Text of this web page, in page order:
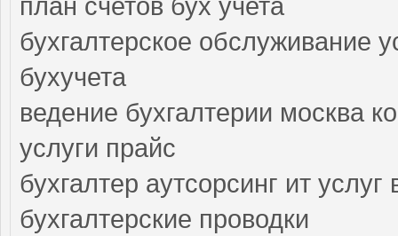
план счетов бух учета
бухгалтерское обслуживание
бухучета
ведение бухгалтерии москва
услуги прайс
бухгалтер аутсорсинг ит
бухгалтерские проводки